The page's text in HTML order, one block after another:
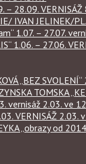
– 28.09.
IVAN JELINEK/
1.07. – 27.07.
1.06. – 27.06.
„BEZ
TOMSKA
vernisáž 2.03. ve
VERNISÁŽ 2.03.
„obrazy od